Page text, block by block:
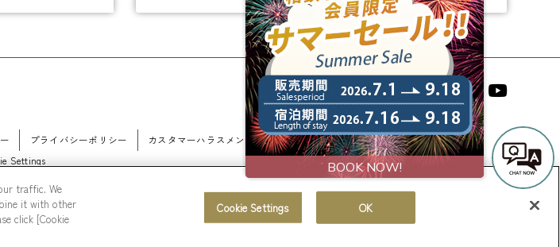
相鉄ホテルズ 公式SNS
プライバシーポリシー カスタマーハラスメントに対する基本方針 法人契約
宿泊約款
Settings
traffic. We
it with other
click [Cookie
Cookie Settings OK